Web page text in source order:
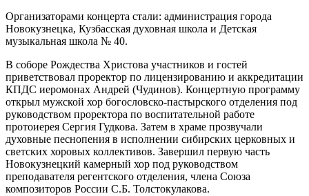
Организаторами концерта стали: администрация города
Новокузнецка, Кузбасская духовная школа и Детская
музыкальная школа № 40.
В соборе Рождества Христова участников и гостей
приветствовал проректор по лицензированию и аккредитации
КПДС иеромонах Андрей (Чудинов). Концертную программу
открыл мужской хор богословско-пастырского отделения под
руководством проректора по воспитательной работе
протоиерея Сергия Гудкова. Затем в храме прозвучали
духовные песнопения в исполнении сибирских церковных и
светских хоровых коллективов. Завершил первую часть
Новокузнецкий камерный хор под руководством
преподавателя регентского отделения, члена Союза
композиторов России С.Б. Толстокулакова.